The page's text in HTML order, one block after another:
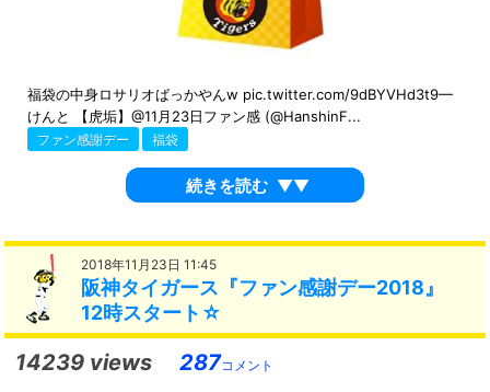
福袋の中身ロサリオばっかやんw pic.twitter.com/9dBYVHd3t9—
けんと 【虎垢】@11月23日ファン感 (@HanshinF...
ファン感謝デー 福袋
続きを読む ▼▼
2018年11月23日 11:45
阪神タイガース『ファン感謝デー2018』
12時スタート☆
14239 views 287コメント